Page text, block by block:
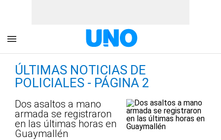
ÚLTIMAS NOTICIAS DE
POLICIALES - PÁGINA 2
Dos asaltos a mano
armada se registraron
en las últimas horas en
Guaymallén